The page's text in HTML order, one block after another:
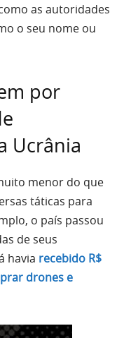
as autoridades
o seu nome ou
por
Ucrânia
menor do que
táticas para
o país passou
de seus
havia recebido R$
drones e